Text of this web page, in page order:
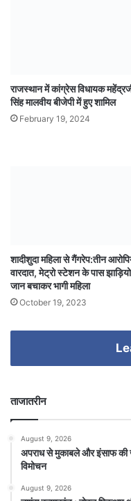
राजस्थान में कांग्रेस विधायक
सिंह मालवीय बीजेपी में हुए शामिल
February 19, 2024
शादीशुदा महिला से गैंगरेप:तीन
वारदात, मेट्रो स्टेशन के पास
जान बचाकर भागी महिला
October 19, 2023
ताजातरीन
August 9, 2026
अपराध से मुकाबले और इंसाफ की
विमोचन
August 9, 2026